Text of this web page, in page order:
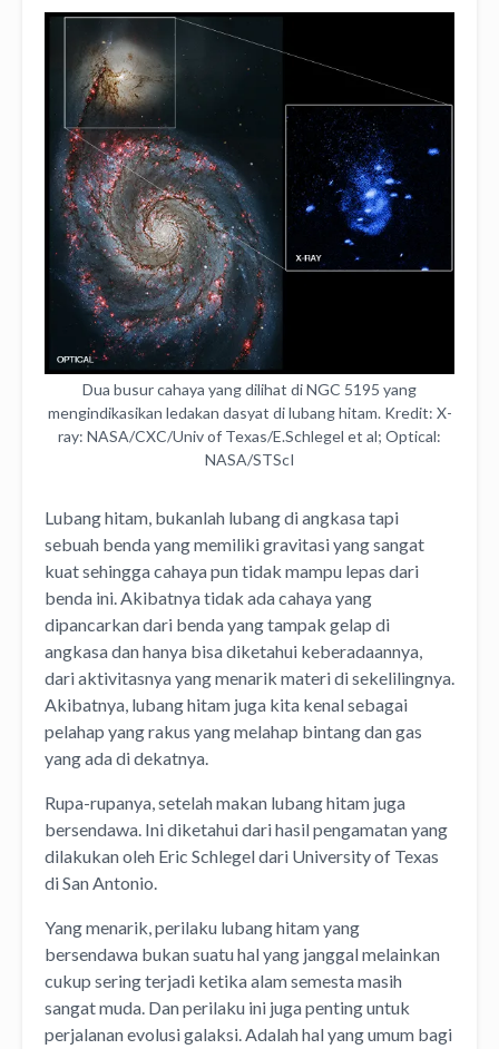
Dua busur cahaya yang dilihat di NGC 5195 yang
mengindikasikan ledakan dasyat di lubang hitam. Kredit: X-
ray: NASA/CXC/Univ of Texas/E.Schlegel et al; Optical:
NASA/STScI
Lubang hitam, bukanlah lubang di angkasa tapi
sebuah benda yang memiliki gravitasi yang sangat
kuat sehingga cahaya pun tidak mampu lepas dari
benda ini. Akibatnya tidak ada cahaya yang
dipancarkan dari benda yang tampak gelap di
angkasa dan hanya bisa diketahui keberadaannya,
dari aktivitasnya yang menarik materi di sekelilingnya.
Akibatnya, lubang hitam juga kita kenal sebagai
pelahap yang rakus yang melahap bintang dan gas
yang ada di dekatnya.
Rupa-rupanya, setelah makan lubang hitam juga
bersendawa. Ini diketahui dari hasil pengamatan yang
dilakukan oleh Eric Schlegel dari University of Texas
di San Antonio.
Yang menarik, perilaku lubang hitam yang
bersendawa bukan suatu hal yang janggal melainkan
cukup sering terjadi ketika alam semesta masih
sangat muda. Dan perilaku ini juga penting untuk
perjalanan evolusi galaksi. Adalah hal yang umum bagi